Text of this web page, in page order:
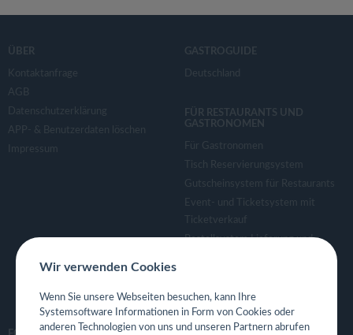
ÜBER
Kontaktanfrage
AGB
Datenschutzerklärung
APP- & Benutzerdaten löschen
Impressum
GASTROGUIDE
Deutschland
FÜR RESTAURANTS UND
GASTRONOMEN
Für Gastronomen
Tisch Reservierungsystem
Gutscheinsystem für Restaurants
Event- und Ticketsystem mit
Ticketverkauf
Bestellsystem Lieferung und
Eigene App für Restaurant
Wir verwenden Cookies
Wenn Sie unsere Webseiten besuchen, kann Ihre
Systemsoftware Informationen in Form von Cookies oder
anderen Technologien von uns und unseren Partnern abrufen